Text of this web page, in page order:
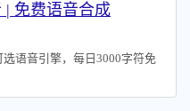
| 免费语音合成
语音引擎，每日3000字符免